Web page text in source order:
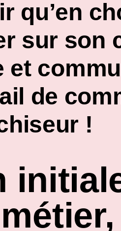
qu’en
sur son
et
de
!